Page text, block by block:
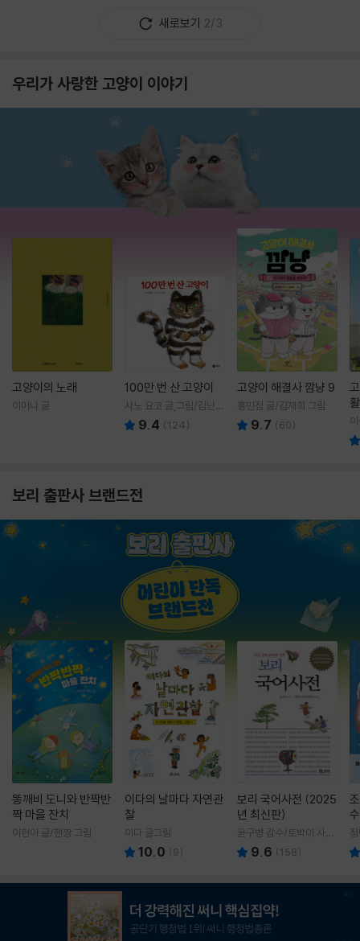
새로보기 2/3
우리가 사랑한 고양이 이야기
고양이의 노래
이미나 글
100만 번 산 고양이
사노 요코 글,그림/김난주
역 9.4 (124)
고양이 해결사 깜냥 9
홍민정 글/김재희 그림
9.7 (60)
보리 출판사 브랜드전
똥깨비 도니와 반짝반
짝 마을 잔치
이현아 글/핸짱 그림
이다의 날마다 자연관
찰
이다 글그림
10.0 (9)
보리 국어사전 (2025
년 최신판)
윤구병 감수/토박이 사전
편찬실 편
9.6 (158)